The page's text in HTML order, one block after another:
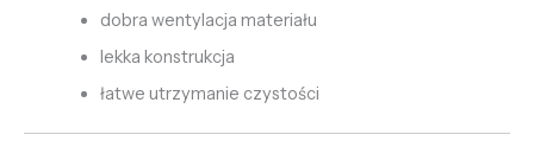
dobra wentylacja materiału
lekka konstrukcja
łatwe utrzymanie czystości